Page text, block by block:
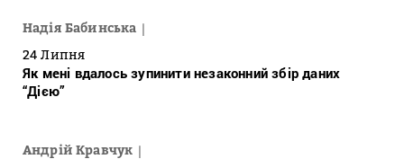
Надія Бабинська
24 Липня
Як мені вдалось зупинити незаконний збір даних
“Дією”
Андрій Кравчук